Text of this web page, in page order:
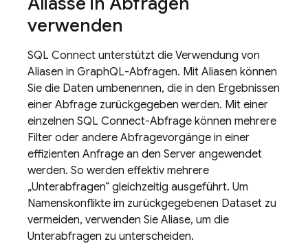
verwenden
SQL Connect unterstützt die Verwendung von
Aliasen in GraphQL-Abfragen. Mit Aliasen können
Sie die Daten umbenennen, die in den Ergebnissen
einer Abfrage zurückgegeben werden. Mit einer
einzelnen SQL Connect-Abfrage können mehrere
Filter oder andere Abfragevorgänge in einer
effizienten Anfrage an den Server angewendet
werden. So werden effektiv mehrere
„Unterabfragen“ gleichzeitig ausgeführt. Um
Namenskonflikte im zurückgegebenen Dataset zu
vermeiden, verwenden Sie Aliase, um die
Unterabfragen zu unterscheiden.